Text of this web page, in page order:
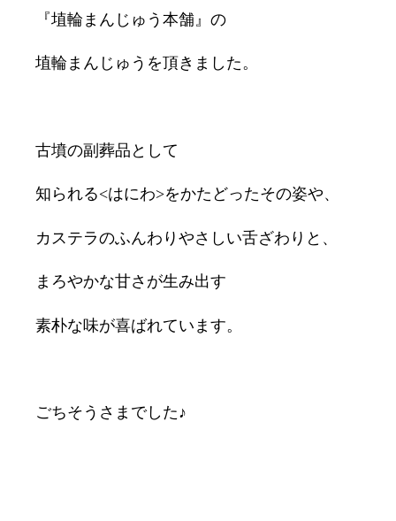
『埴輪まんじゅう本舗』の
埴輪まんじゅうを頂きました。
古墳の副葬品として
知られる<はにわ>をかたどったその姿や、
カステラのふんわりやさしい舌ざわりと、
まろやかな甘さが生み出す
素朴な味が喜ばれています。
ごちそうさまでした♪